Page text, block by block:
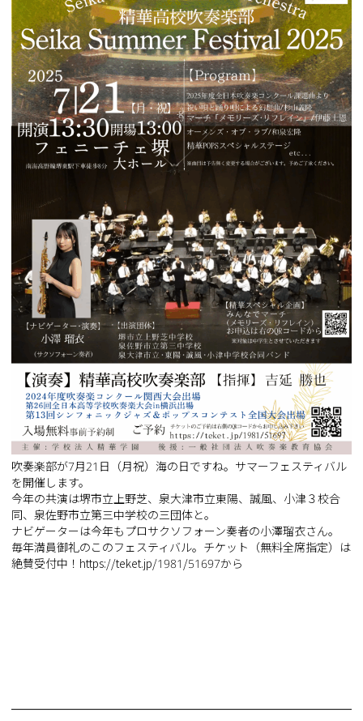
吹奏楽部が7月21日（月祝）海の日ですね。サマーフェスティバル
を開催します。
今年の共演は堺市立上野芝、泉大津市立東陽、誠風、小津３校合
同、泉佐野市立第三中学校の三団体と。
ナビゲーターは今年もプロサクソフォーン奏者の小澤瑠衣さん。
毎年満員御礼のこのフェスティバル。チケット（無料全席指定）は
絶賛受付中！ https://teket.jp/1981/51697から